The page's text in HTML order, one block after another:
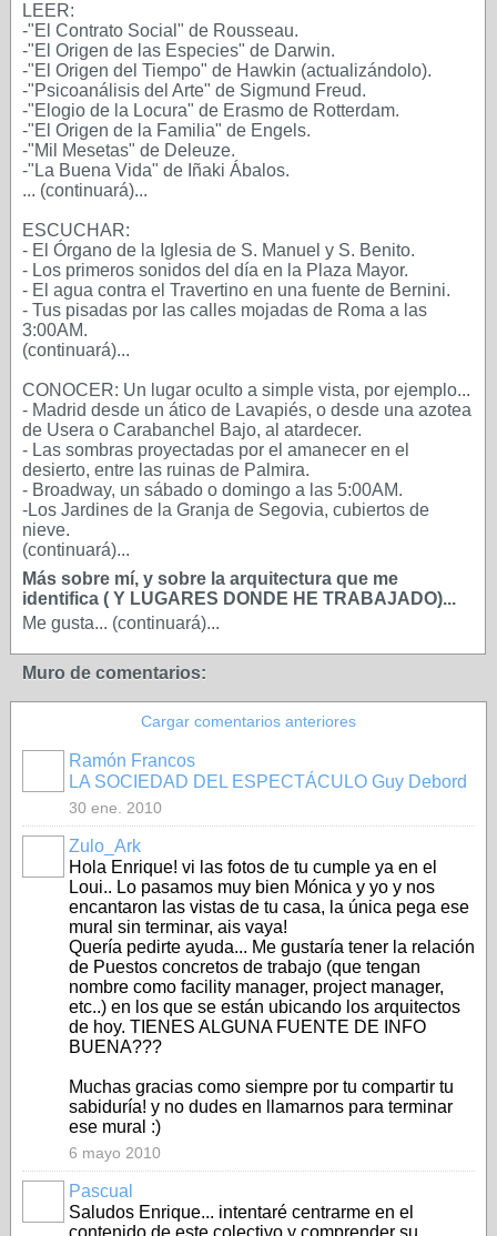
LEER:
-"El Contrato Social" de Rousseau.
-"El Origen de las Especies" de Darwin.
-"El Origen del Tiempo" de Hawkin (actualizándolo).
-"Psicoanálisis del Arte" de Sigmund Freud.
-"Elogio de la Locura" de Erasmo de Rotterdam.
-"El Origen de la Familia" de Engels.
-"Mil Mesetas" de Deleuze.
-"La Buena Vida" de Iñaki Ábalos.
... (continuará)...
ESCUCHAR:
- El Órgano de la Iglesia de S. Manuel y S. Benito.
- Los primeros sonidos del día en la Plaza Mayor.
- El agua contra el Travertino en una fuente de Bernini.
- Tus pisadas por las calles mojadas de Roma a las
3:00AM.
(continuará)...
CONOCER: Un lugar oculto a simple vista, por ejemplo...
- Madrid desde un ático de Lavapiés, o desde una azotea
de Usera o Carabanchel Bajo, al atardecer.
- Las sombras proyectadas por el amanecer en el
desierto, entre las ruinas de Palmira.
- Broadway, un sábado o domingo a las 5:00AM.
-Los Jardines de la Granja de Segovia, cubiertos de
nieve.
(continuará)...
Más sobre mí, y sobre la arquitectura que me
identifica ( Y LUGARES DONDE HE TRABAJADO)...
Me gusta... (continuará)...
Muro de comentarios:
Cargar comentarios anteriores
RESPONS(AA)BLESRamón Francos
LA SOCIEDAD DEL ESPECTÁCULO Guy Debord
30 ene. 2010
Zulo_Ark
Hola Enrique! vi las fotos de tu cumple ya en el
Loui.. Lo pasamos muy bien Mónica y yo y nos
encantaron las vistas de tu casa, la única pega ese
mural sin terminar, ais vaya!
Quería pedirte ayuda... Me gustaría tener la relación
de Puestos concretos de trabajo (que tengan
nombre como facility manager, project manager,
etc..) en los que se están ubicando los arquitectos
de hoy. TIENES ALGUNA FUENTE DE INFO
BUENA???
Muchas gracias como siempre por tu compartir tu
sabiduría! y no dudes en llamarnos para terminar
ese mural :)
6 mayo 2010
Pascual
Saludos Enrique... intentaré centrarme en el
contenido de este colectivo y comprender su